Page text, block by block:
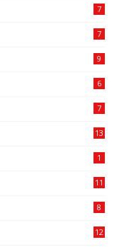
7
7
9
6
7
13
1
11
8
12